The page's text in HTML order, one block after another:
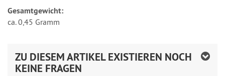
Gesamtgewicht:
ca. 0,45 Gramm
ZU DIESEM ARTIKEL EXISTIEREN NOCH
KEINE FRAGEN